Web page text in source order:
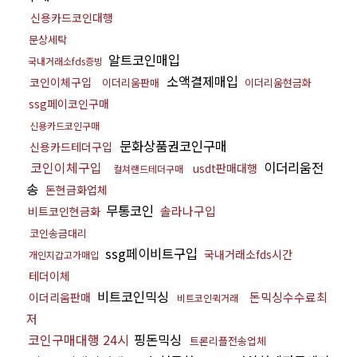
신용카드코인대행
문상세탁
국내거래소fds증빙 알트코인매입
코인이체구입 이더리움판매 소액결제매입 이더리움현금화
ssg페이코인구매
신용카드코인구매
신용카드테더구입 문화상품권코인구매
코인이체구입
컬쳐랜드테더구매 usdt판매대행 이더리움전
송 돈현금화업체
비트코인현금화 무통코인 솔라나구입
코인송금대리
개인지갑고가매입 ssg페이비트구입 국내거래소fds시간
테더이체
이더리움판매 비트코인믹싱 비트코인퀵거래
돈믹싱수수료최
저
코인구매대행 24시 핑돈믹싱 트론리플전송업체